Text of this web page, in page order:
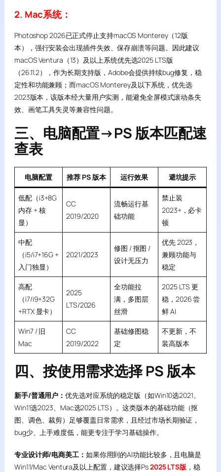
2. Mac系统：
Photoshop 2026已正式停止支持macOS Monterey（12版
本），强行安装会出现插件失效、保存崩溃等问题。因此建议
macOS Ventura（13）及以上系统优先选2025 LTS版
（26.11.2），作为长期支持版，Adobe会提供持续bug修复，稳
定性和功能兼顾；而macOS Monterey及以下系统，优先选
2023版本，该版本经大量用户实测，能避免全屏模式滚动条失
效、画笔工具失灵等兼容性问题。
三、电脑配置→PS 版本匹配速
查表
电脑配置 推荐 PS 版本 运行效果 避坑提示
低配（i3+8G
内存 + 核
显）
CC
2019/2020
流畅运行基
础功能
禁止装
2023+，必卡
顿
中配
（i5/i7+16G +
入门独显）
2021/2023
修图 / 抠图 /
设计无压力
优先 2023，
兼顾功能与
稳定
高配
（i7/i9+32G
+RTX 显卡）
2025
LTS/2026
全功能拉
满，多图层
丝滑
2025 LTS 更
稳，2026 尝
鲜 AI
Win7 / 旧
Mac
CC
2019/2022
基础修图稳
定
不更新，不
装高版本
四、按使用需求选择 PS 版本
新手/普通用户：优先选对应系统的稳定版（如Win10选2021、
Win11选2023、Mac选2025 LTS）。这类版本的基础功能（抠
图、调色、裁剪）足够覆盖日常需求，且经过市场长期验证，
bug少、上手难度低，能更专注于学习基础操作。
专业设计师/电商美工： 如果你用到的AI功能比较多，且电脑是
Win11/Mac Ventura及以上配置，建议选择Ps2025 LTS版 ，稳